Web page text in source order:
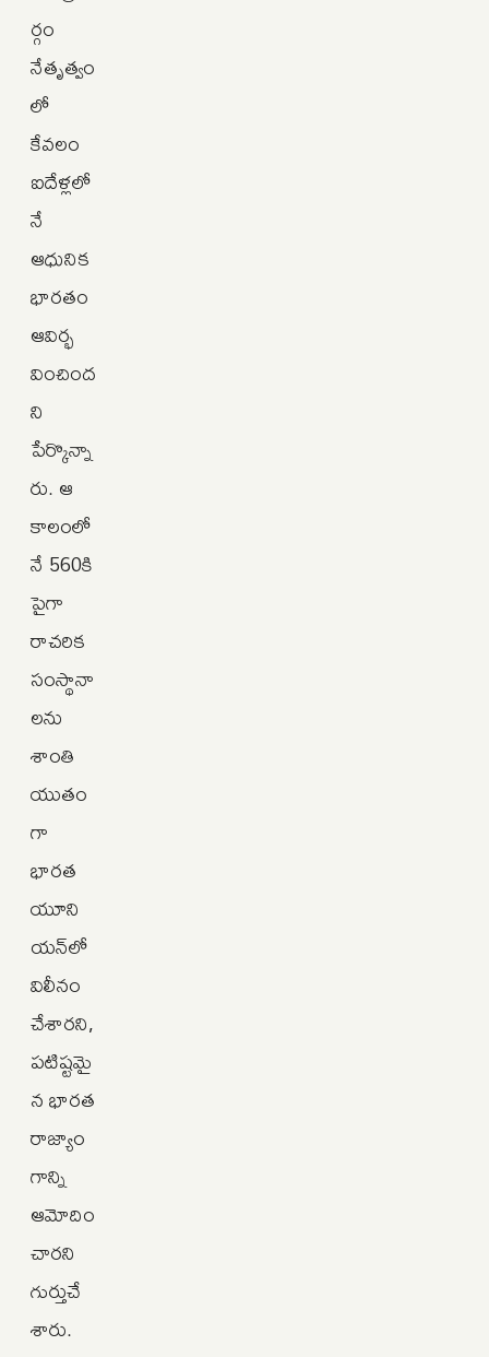
ర్గం
నేతృత్వం
లో
కేవలం
ఐదేళ్లలో
నే
ఆధునిక
భారతం
ఆవిర్భ
వించింద
ని
పేర్కొన్నా
రు. ఆ
కాలంలో
నే 560కి
పైగా
రాచరిక
సంస్థానా
లను
శాంతి
యుతం
గా
భారత
యూని
యన్‌లో
విలీనం
చేశారని,
పటిష్టమై
న భారత
రాజ్యాం
గాన్ని
ఆమోదిం
చారని
గుర్తుచే
శారు.